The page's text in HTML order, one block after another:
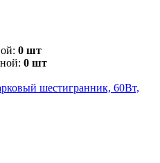
0 шт
0 шт
шестигранник, 60Вт,